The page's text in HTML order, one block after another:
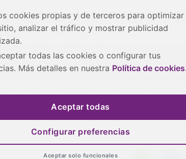
consecutivos, con aportaciones en este
Un dato excepcional en
el cambio climático. Pero no se ha
a pesar de lo excepcional de estos dos años,
de explotación deben corregir esta
justas y adaptadas a la realidad climática
que ni siquiera se cumplen. El río, los
cookies propias y de terceros para optimizar
analizar el tráfico y mostrar publicidad
todas las cookies o configurar tus
Más detalles en nuestra Política de cookies.
Aceptar todas
Configurar preferencias
Aceptar solo funcionales